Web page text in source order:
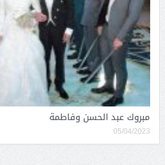
مبروك عبد الحسن وفاطمة
05/04/2023